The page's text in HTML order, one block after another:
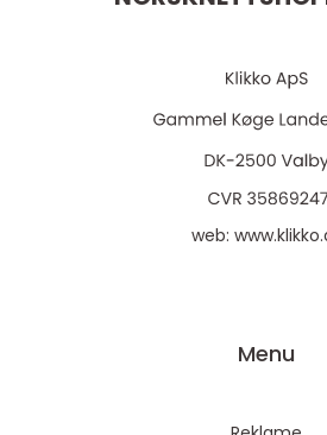
web:
Menu